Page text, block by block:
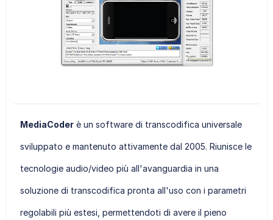
MediaCoderè un software di transcodifica universale
sviluppato e mantenuto attivamente dal 2005. Riunisce le
tecnologie audio/video più all'avanguardia in una
soluzione di transcodifica pronta all'uso con i parametri
regolabili più estesi, permettendoti di avere il pieno